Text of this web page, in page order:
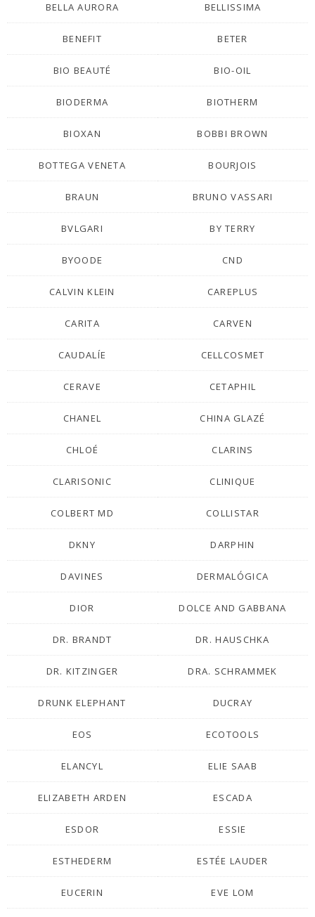
BELLA AURORA BELLISSIMA
BENEFIT BETER
BIO BEAUTÉ BIO-OIL
BIODERMA BIOTHERM
BIOXAN BOBBI BROWN
BOTTEGA VENETA BOURJOIS
BRAUN BRUNO VASSARI
BVLGARI BY TERRY
BYOODE CND
CALVIN KLEIN CAREPLUS
CARITA CARVEN
CAUDALÍE CELLCOSMET
CERAVE CETAPHIL
CHANEL CHINA GLAZÉ
CHLOÉ CLARINS
CLARISONIC CLINIQUE
COLBERT MD COLLISTAR
DKNY DARPHIN
DAVINES DERMALÓGICA
DIOR DOLCE AND GABBANA
DR. BRANDT DR. HAUSCHKA
DR. KITZINGER DRA. SCHRAMMEK
DRUNK ELEPHANT DUCRAY
EOS ECOTOOLS
ELANCYL ELIE SAAB
ELIZABETH ARDEN ESCADA
ESDOR ESSIE
ESTHEDERM ESTÉE LAUDER
EUCERIN EVE LOM